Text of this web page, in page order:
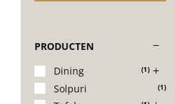
PRODUCTEN
Dining
(1)
Solpuri (1)